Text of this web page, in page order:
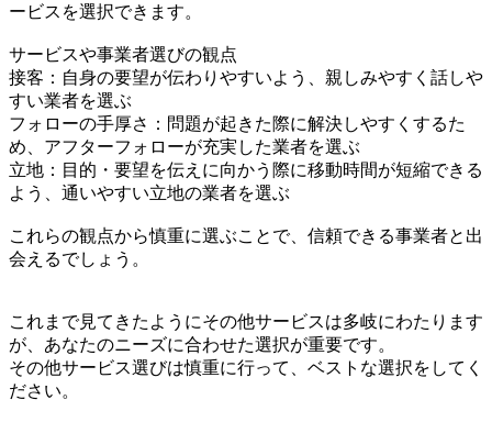
ービスを選択できます。
サービスや事業者選びの観点
接客：自身の要望が伝わりやすいよう、親しみやすく話しや
すい業者を選ぶ
フォローの手厚さ：問題が起きた際に解決しやすくするた
め、アフターフォローが充実した業者を選ぶ
立地：目的・要望を伝えに向かう際に移動時間が短縮できる
よう、通いやすい立地の業者を選ぶ
これらの観点から慎重に選ぶことで、信頼できる事業者と出
会えるでしょう。
これまで見てきたようにその他サービスは多岐にわたります
が、あなたのニーズに合わせた選択が重要です。
その他サービス選びは慎重に行って、ベストな選択をしてく
ださい。